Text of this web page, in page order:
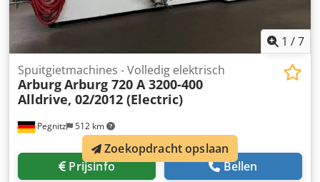
1 /7
Pegnitz 512 km
Spuitgietmachines - Volledig elektrisch
ArburgArburg 720 A 3200-400
Alldrive, 02/2012 (Electric)
Prijsinfo Bellen
Zoekopdracht opslaan